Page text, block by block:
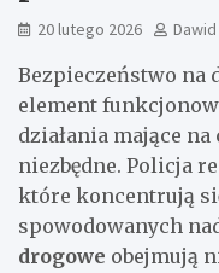
20 lutego 2026
Bezpieczeństwo na
element
działania mające
niezbędne. Policja
które koncentrują
spowodowanych
drogowe obejmują